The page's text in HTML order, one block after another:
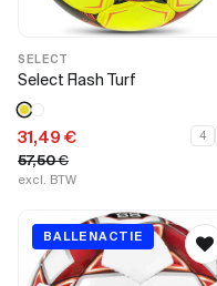
SELECT
Select Flash Turf
31,49 €
57,50€
excl. BTW
4
BALLENACTIE